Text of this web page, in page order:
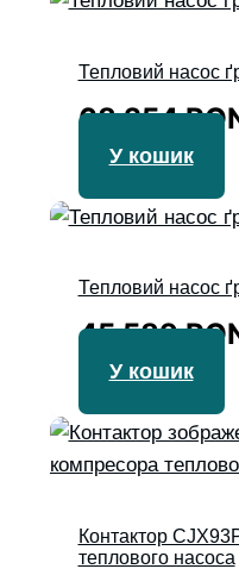
Тепловий насос
68 254
У кошик
Тепловий насос
45 589
У кошик
Контактор
теплового насоса